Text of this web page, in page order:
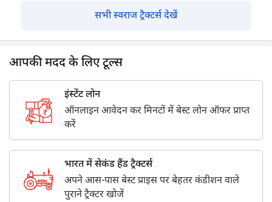
सभी स्वराज ट्रैक्टर्स देखें
आपकी मदद के लिए टूल्स
इंस्टेंट लोन
ऑनलाइन आवेदन कर मिनटों में बेस्ट लोन ऑफर प्राप्त
करें
भारत में सेकंड हैंड ट्रैक्टर्स
अपने आस-पास बेस्ट प्राइस पर बेहतर कंडीशन वाले
पुराने ट्रैक्टर खोजें